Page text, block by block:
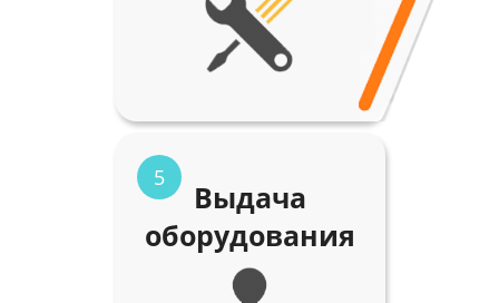
5
Выдача
оборудования